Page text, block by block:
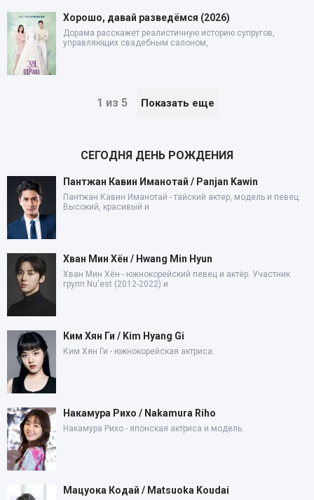
Хорошо, давай разведёмся (2026)
Дорама расскажет реалистичную историю супругов,
управляющих свадебным салоном,
1 из 5 Показать еще
СЕГОДНЯ ДЕНЬ РОЖДЕНИЯ
Пантжан Кавин Иманотай / Panjan Kawin
Пантжан Кавин Иманотай - тайский актер, модель и певец.
Высокий, красивый и
Хван Мин Хён / Hwang Min Hyun
Хван Мин Хён - южнокорейский певец и актёр. Участник
групп Nu'est (2012-2022) и
Ким Хян Ги / Kim Hyang Gi
Ким Хян Ги - южнокорейская актриса.
Накамура Рихо / Nakamura Riho
Накамура Рихо - японская актриса и модель.
Мацуока Кодай / Matsuoka Koudai